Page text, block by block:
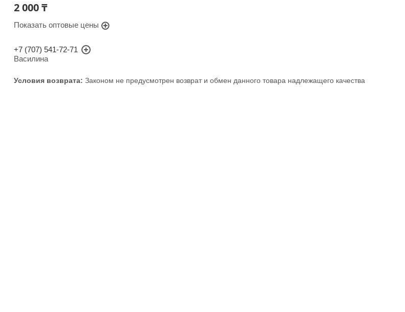
2 000 ₸
Показать оптовые цены
+7 (707) 541-72-71
Василина
Законом не предусмотрен возврат и обмен данного товара надлежащего качества